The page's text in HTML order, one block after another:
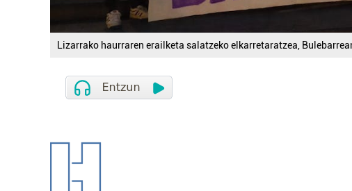
Lizarrako haurraren erailketa salatzeko elkarretaratzea,